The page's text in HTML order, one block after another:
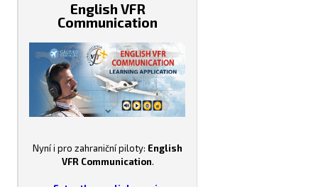
English VFR
Communication
Nyní i pro zahraniční piloty: English
VFR Communication.